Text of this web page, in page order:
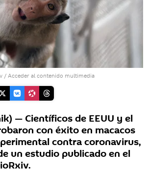
/ Acceder al contenido multimedia
— Científicos de EEUU y el
con éxito en macacos
contra coronavirus,
un estudio publicado en el